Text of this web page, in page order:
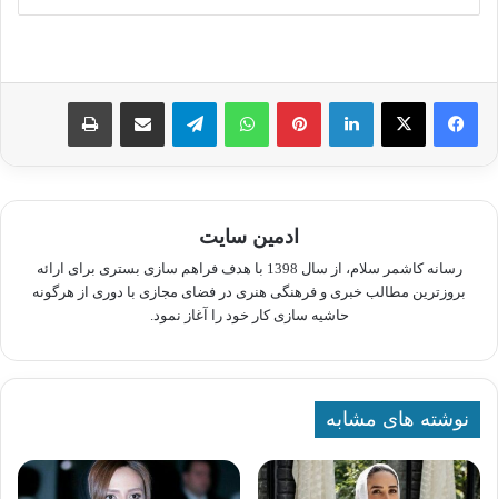
لینکدین پینترستواتس آپ تلگرام اشتراک گذاری از طریق ایمیل چاپ
ادمین سایت
رسانه کاشمر سلام، از سال 1398 با هدف فراهم سازی بستری برای ارائه
بروزترین مطالب خبری و فرهنگی هنری در فضای مجازی با دوری از هرگونه
حاشیه سازی کار خود را آغاز نمود.
نوشته های مشابه